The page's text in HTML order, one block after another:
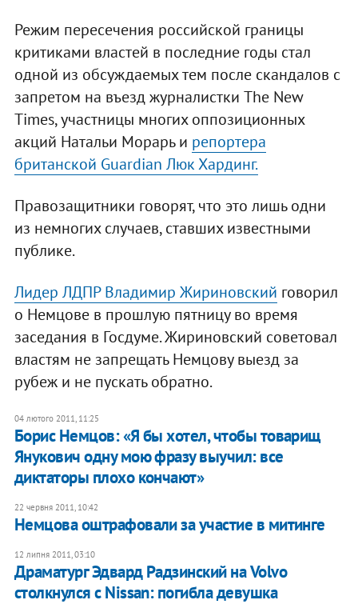
Режим пересечения российской границы
критиками властей в последние годы стал
одной из обсуждаемых тем после скандалов с
запретом на въезд журналистки The New
Times, участницы многих оппозиционных
акций Натальи Морарь и репортера
британской Guardian Люк Хардинг.
Правозащитники говорят, что это лишь одни
из немногих случаев, ставших известными
публике.
Лидер ЛДПР Владимир Жириновский говорил
о Немцове в прошлую пятницу во время
заседания в Госдуме. Жириновский советовал
властям не запрещать Немцову выезд за
рубеж и не пускать обратно.
04 лютого 2011, 11:25
Борис Немцов: «Я бы хотел, чтобы товарищ
Янукович одну мою фразу выучил: все
диктаторы плохо кончают»
22 червня 2011, 10:42
Немцова оштрафовали за участие в митинге
12 липня 2011, 03:10
Драматург Эдвард Радзинский на Volvo
столкнулся с Nissan: погибла девушка